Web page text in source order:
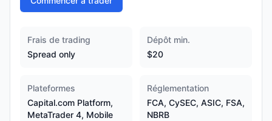
Frais de trading
Spread only
Dépôt min.
$20
Plateformes
Capital.com Platform,
MetaTrader 4, Mobile
Réglementation
FCA, CySEC, ASIC, FSA,
NBRB